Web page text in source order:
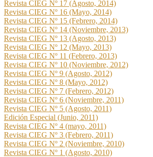
Revista CIEG Nº 1 (Agosto, 2010)
Revista CIEG Nº 2 (Noviembre, 2010)
Revista CIEG Nº 3 (Febrero, 2011)
Revista CIEG Nº 4 (mayo, 2011)
Edición Especial (Junio, 2011)
Revista CIEG Nº 5 (Agosto, 2011)
Revista CIEG Nº 6 (Noviembre, 2011)
Revista CIEG Nº 7 (Febrero, 2012)
Revista CIEG Nº 8 (Mayo, 2012)
Revista CIEG Nº 9 (Agosto, 2012)
Revista CIEG Nº 10 (Noviembre, 2012)
Revista CIEG Nº 11 (Febrero, 2013)
Revista CIEG Nº 12 (Mayo, 2013)
Revista CIEG Nº 13 (Agosto, 2013)
Revista CIEG Nº 14 (Noviembre, 2013)
Revista CIEG Nº 15 (Febrero, 2014)
Revista CIEG Nº 16 (Mayo, 2014)
Revista CIEG Nº 17 (Agosto, 2014)